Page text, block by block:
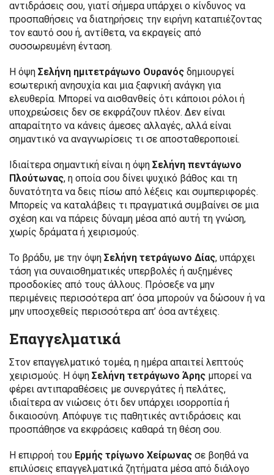
αντιδράσεις σου, γιατί σήμερα υπάρχει ο κίνδυνος να
προσπαθήσεις να διατηρήσεις την ειρήνη καταπιέζοντας
τον εαυτό σου ή, αντίθετα, να εκραγείς από
συσσωρευμένη ένταση.
Η όψη Σελήνη ημιτετράγωνο Ουρανός δημιουργεί
εσωτερική ανησυχία και μια ξαφνική ανάγκη για
ελευθερία. Μπορεί να αισθανθείς ότι κάποιοι ρόλοι ή
υποχρεώσεις δεν σε εκφράζουν πλέον. Δεν είναι
απαραίτητο να κάνεις άμεσες αλλαγές, αλλά είναι
σημαντικό να αναγνωρίσεις τι σε αποσταθεροποιεί.
Ιδιαίτερα σημαντική είναι η όψη Σελήνη πεντάγωνο
Πλούτωνας, η οποία σου δίνει ψυχικό βάθος και τη
δυνατότητα να δεις πίσω από λέξεις και συμπεριφορές.
Μπορείς να καταλάβεις τι πραγματικά συμβαίνει σε μια
σχέση και να πάρεις δύναμη μέσα από αυτή τη γνώση,
χωρίς δράματα ή χειρισμούς.
Το βράδυ, με την όψη Σελήνη τετράγωνο Δίας, υπάρχει
τάση για συναισθηματικές υπερβολές ή αυξημένες
προσδοκίες από τους άλλους. Πρόσεξε να μην
περιμένεις περισσότερα απ’ όσα μπορούν να δώσουν ή να
μην υποσχεθείς περισσότερα απ’ όσα αντέχεις.
Επαγγελματικά
Στον επαγγελματικό τομέα, η ημέρα απαιτεί λεπτούς
χειρισμούς. Η όψη Σελήνη τετράγωνο Άρης μπορεί να
φέρει αντιπαραθέσεις με συνεργάτες ή πελάτες,
ιδιαίτερα αν νιώσεις ότι δεν υπάρχει ισορροπία ή
δικαιοσύνη. Απόφυγε τις παθητικές αντιδράσεις και
προσπάθησε να εκφράσεις καθαρά τη θέση σου.
Η επιρροή του Ερμής τρίγωνο Χείρωνας σε βοηθά να
επιλύσεις επαγγελματικά ζητήματα μέσα από διάλογο